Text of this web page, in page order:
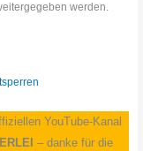
werden.
YouTube-Kanal
– danke für die